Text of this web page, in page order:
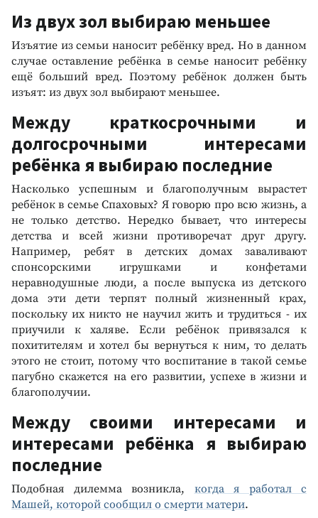
Из двух зол выбираю меньшее
Изъятие из семьи наносит ребёнку вред. Но в данном
случае оставление ребёнка в семье наносит ребёнку
ещё больший вред. Поэтому ребёнок должен быть
изъят: из двух зол выбирают меньшее.
Между краткосрочными и
долгосрочными интересами
ребёнка я выбираю последние
Насколько успешным и благополучным вырастет
ребёнок в семье Спаховых? Я говорю про всю жизнь, а
не только детство. Нередко бывает, что интересы
детства и всей жизни противоречат друг другу.
Например, ребят в детских домах заваливают
спонсорскими игрушками и конфетами
неравнодушные люди, а после выпуска из детского
дома эти дети терпят полный жизненный крах,
поскольку их никто не научил жить и трудиться - их
приучили к халяве. Если ребёнок привязался к
похитителям и хотел бы вернуться к ним, то делать
этого не стоит, потому что воспитание в такой семье
пагубно скажется на его развитии, успехе в жизни и
благополучии.
Между своими интересами и
интересами ребёнка я выбираю
последние
Подобная дилемма возникла, когда я работал с
Машей, которой сообщил о смерти матери.